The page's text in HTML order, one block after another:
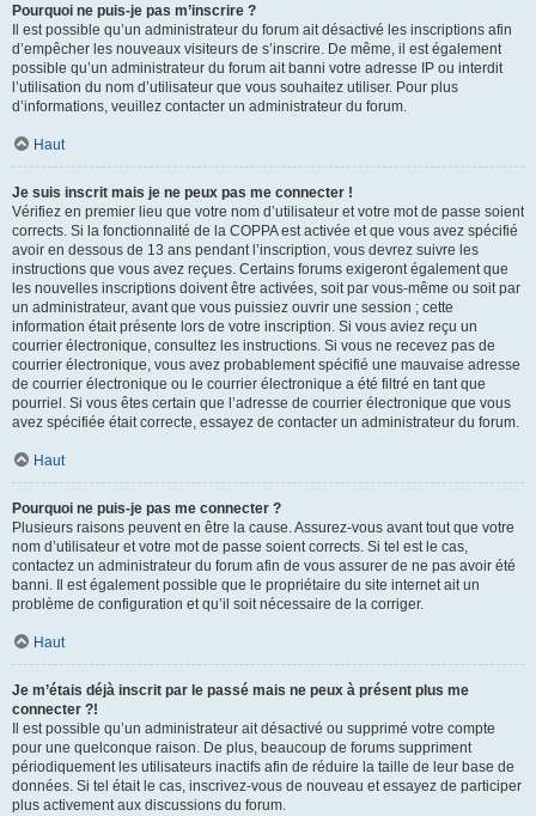
Pourquoi ne puis-je pas m’inscrire ?
Il est possible qu’un administrateur du forum ait désactivé les inscriptions afin
d’empêcher les nouveaux visiteurs de s’inscrire. De même, il est également
possible qu’un administrateur du forum ait banni votre adresse IP ou interdit
l’utilisation du nom d’utilisateur que vous souhaitez utiliser. Pour plus
d’informations, veuillez contacter un administrateur du forum.
Haut
Je suis inscrit mais je ne peux pas me connecter !
Vérifiez en premier lieu que votre nom d’utilisateur et votre mot de passe soient
corrects. Si la fonctionnalité de la COPPA est activée et que vous avez spécifié
avoir en dessous de 13 ans pendant l’inscription, vous devrez suivre les
instructions que vous avez reçues. Certains forums exigeront également que
les nouvelles inscriptions doivent être activées, soit par vous-même ou soit par
un administrateur, avant que vous puissiez ouvrir une session ; cette
information était présente lors de votre inscription. Si vous aviez reçu un
courrier électronique, consultez les instructions. Si vous ne recevez pas de
courrier électronique, vous avez probablement spécifié une mauvaise adresse
de courrier électronique ou le courrier électronique a été filtré en tant que
pourriel. Si vous êtes certain que l’adresse de courrier électronique que vous
avez spécifiée était correcte, essayez de contacter un administrateur du forum.
Haut
Pourquoi ne puis-je pas me connecter ?
Plusieurs raisons peuvent en être la cause. Assurez-vous avant tout que votre
nom d’utilisateur et votre mot de passe soient corrects. Si tel est le cas,
contactez un administrateur du forum afin de vous assurer de ne pas avoir été
banni. Il est également possible que le propriétaire du site internet ait un
problème de configuration et qu’il soit nécessaire de la corriger.
Haut
Je m’étais déjà inscrit par le passé mais ne peux à présent plus me
connecter ?!
Il est possible qu’un administrateur ait désactivé ou supprimé votre compte
pour une quelconque raison. De plus, beaucoup de forums suppriment
périodiquement les utilisateurs inactifs afin de réduire la taille de leur base de
données. Si tel était le cas, inscrivez-vous de nouveau et essayez de participer
plus activement aux discussions du forum.